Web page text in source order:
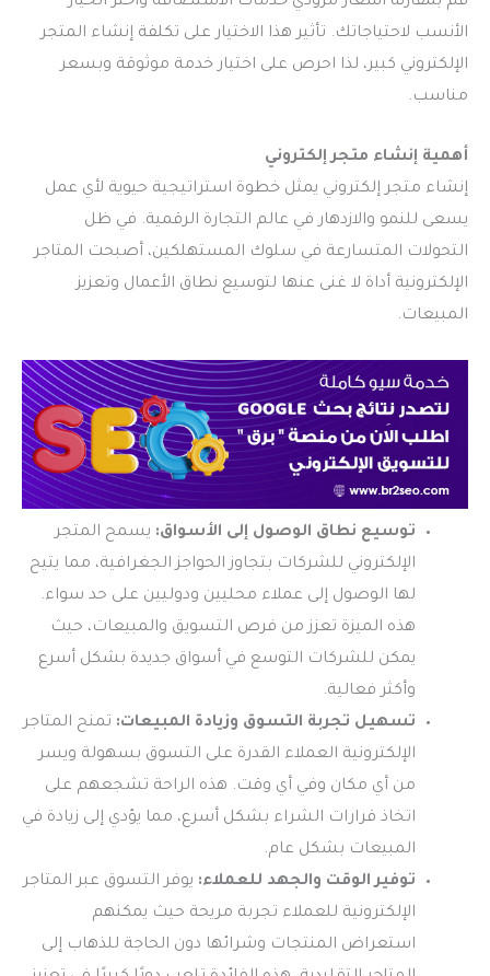
الأنسب لاحتياجاتك. تأثير هذا الاختيار على تكلفة إنشاء المتجر
الإلكتروني كبير، لذا احرص على اختيار خدمة موثوقة وبسعر
مناسب.
أهمية إنشاء متجر إلكتروني
إنشاء متجر إلكتروني يمثل خطوة استراتيجية حيوية لأي عمل
يسعى للنمو والازدهار في عالم التجارة الرقمية. في ظل
التحولات المتسارعة في سلوك المستهلكين، أصبحت المتاجر
الإلكترونية أداة لا غنى عنها لتوسيع نطاق الأعمال وتعزيز
المبيعات.
توسيع نطاق الوصول إلى الأسواق: يسمح المتجر
الإلكتروني للشركات بتجاوز الحواجز الجغرافية، مما يتيح
لها الوصول إلى عملاء محليين ودوليين على حد سواء.
هذه الميزة تعزز من فرص التسويق والمبيعات، حيث
يمكن للشركات التوسع في أسواق جديدة بشكل أسرع
وأكثر فعالية.
تسهيل تجربة التسوق وزيادة المبيعات: تمنح المتاجر
الإلكترونية العملاء القدرة على التسوق بسهولة ويسر
من أي مكان وفي أي وقت. هذه الراحة تشجعهم على
اتخاذ قرارات الشراء بشكل أسرع، مما يؤدي إلى زيادة في
المبيعات بشكل عام.
توفير الوقت والجهد للعملاء: يوفر التسوق عبر المتاجر
الإلكترونية للعملاء تجربة مريحة حيث يمكنهم
استعراض المنتجات وشرائها دون الحاجة للذهاب إلى